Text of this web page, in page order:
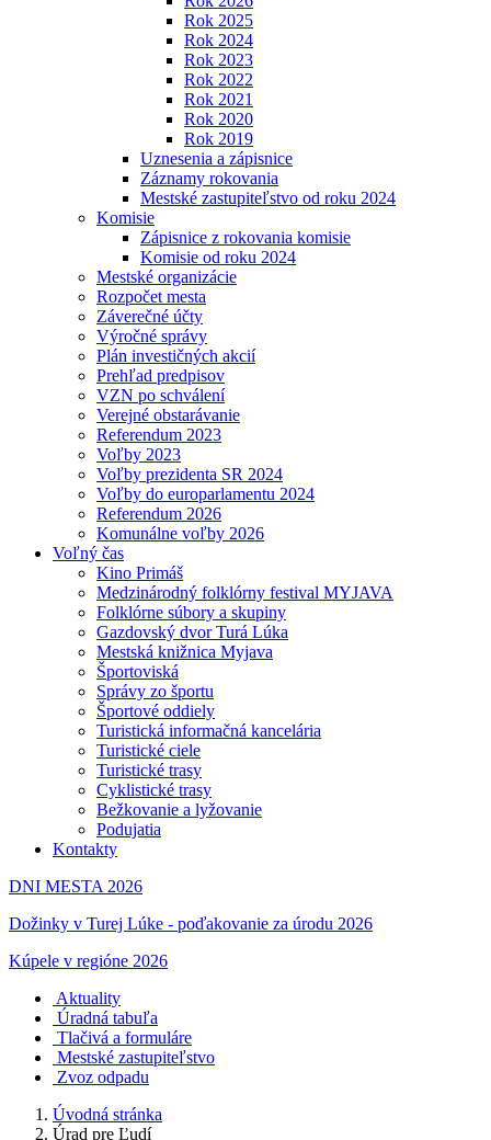
Rok 2025
Rok 2024
Rok 2023
Rok 2022
Rok 2021
Rok 2020
Rok 2019
Uznesenia a zápisnice
Záznamy rokovania
Mestské zastupiteľstvo od roku 2024
Komisie
Zápisnice z rokovania komisie
Komisie od roku 2024
Mestské organizácie
Rozpočet mesta
Záverečné účty
Výročné správy
Plán investičných akcií
Prehľad predpisov
VZN po schválení
Verejné obstarávanie
Referendum 2023
Voľby 2023
Voľby prezidenta SR 2024
Voľby do europarlamentu 2024
Referendum 2026
Komunálne voľby 2026
Voľný čas
Kino Primáš
Medzinárodný folklórny festival MYJAVA
Folklórne súbory a skupiny
Gazdovský dvor Turá Lúka
Mestská knižnica Myjava
Športoviská
Správy zo športu
Športové oddiely
Turistická informačná kancelária
Turistické ciele
Turistické trasy
Cyklistické trasy
Bežkovanie a lyžovanie
Podujatia
Kontakty
DNI MESTA 2026
Dožinky v Turej Lúke - poďakovanie za úrodu 2026
Kúpele v regióne 2026
Aktuality
Úradná tabuľa
Tlačivá a formuláre
Mestské zastupiteľstvo
Zvoz odpadu
Úvodná stránka
Úrad pre Ľudí